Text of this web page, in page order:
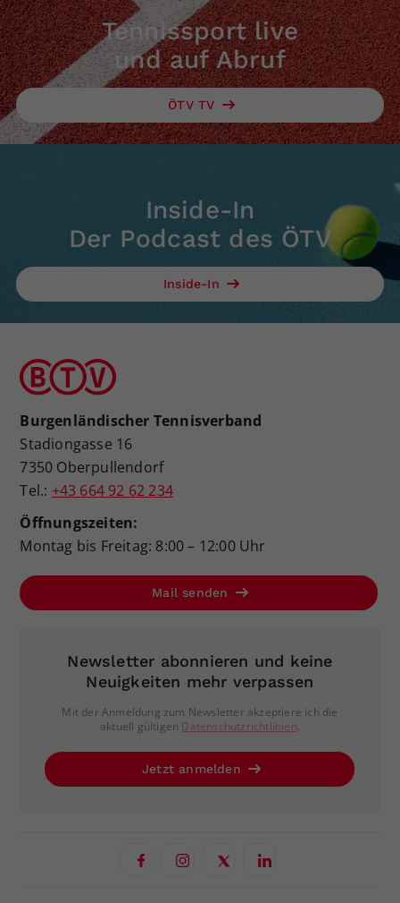
Tennissport live
und auf Abruf
ÖTV TV
Inside-In
Der Podcast des ÖTV
Inside-In
Burgenländischer Tennisverband
Stadiongasse 16
7350 Oberpullendorf
Tel.: +43 664 92 62 234
Öffnungszeiten:
Montag bis Freitag: 8:00 – 12:00 Uhr
Mail senden
Newsletter abonnieren und keine
Neuigkeiten mehr verpassen
Mit der Anmeldung zum Newsletter akzeptiere ich die
aktuell gültigen Datenschutzrichtlinien.
Jetzt anmelden